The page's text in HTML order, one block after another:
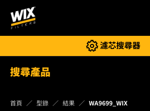
濾芯搜尋器
搜尋產品
首頁 型錄 結果 WA9699_WIX